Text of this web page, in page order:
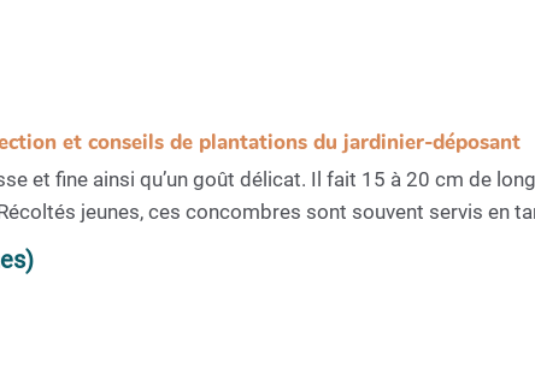
et conseils de plantations du jardinier-déposant
et fine ainsi qu’un goût délicat. Il fait 15 à 20 cm de
jeunes, ces concombres sont souvent servis en